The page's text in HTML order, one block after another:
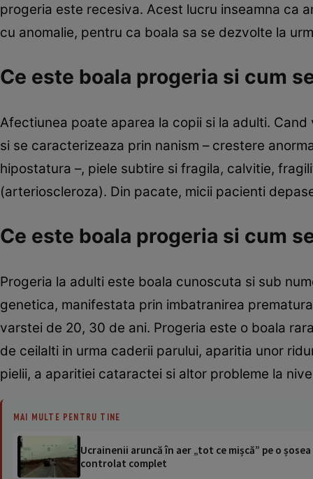
progeria este recesiva. Acest lucru inseamna ca
cu anomalie, pentru ca boala sa se dezvolte la
Ce este boala progeria si cum
Afectiunea poate aparea la copii si la adulti.
si se caracterizeaza prin nanism – crestere
hipostatura –, piele subtire si fragila, calvitie,
(arterioscleroza). Din pacate, micii pacienti
Ce este boala progeria si cum
Progeria la adulti este boala cunoscuta si sub
genetica, manifestata prin imbatranirea
varstei de 20, 30 de ani. Progeria este o boala
de ceilalti in urma caderii parului, aparitia unor
pielii, a aparitiei cataractei si altor probleme la
MAI MULTE PENTRU TINE
Ucrainenii aruncă în aer „tot ce mișcă” pe o
controlat complet